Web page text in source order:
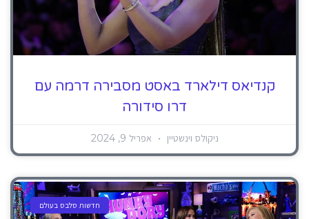
קנדיאס דילארד באסט מסבירה דרמה עם
דרו סידורה
ניקולס וינשטיין אפריל 9, 2024
חדשות סלבס בעולם